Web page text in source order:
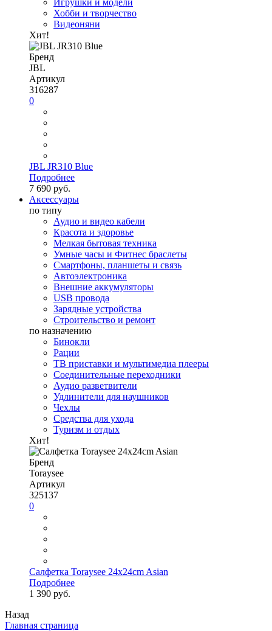
Игрушки и модели
Хобби и творчество
Видеоняни
Хит!
Бренд
JBL
Артикул
316287
0
JBL JR310 Blue
Подробнее
7 690 руб.
Аксессуары
по типу
Аудио и видео кабели
Красота и здоровье
Мелкая бытовая техника
Умные часы и Фитнес браслеты
Смартфоны, планшеты и связь
Автоэлектроника
Внешние аккумуляторы
USB провода
Зарядные устройства
Строительство и ремонт
по назначению
Бинокли
Рации
ТВ приставки и мультимедиа плееры
Соединительные переходники
Аудио разветвители
Удлинители для наушников
Чехлы
Средства для ухода
Туризм и отдых
Хит!
Бренд
Toraysee
Артикул
325137
0
Салфетка Toraysee 24x24cm Asian
Подробнее
1 390 руб.
Назад
Главная страница